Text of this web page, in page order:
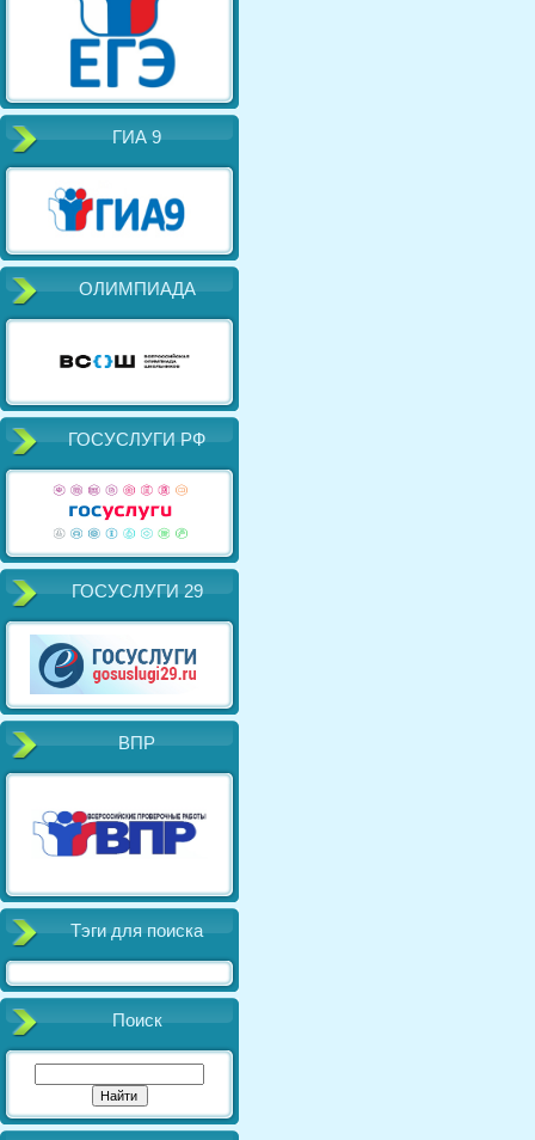
ГИА 9
ОЛИМПИАДА
ГОСУСЛУГИ РФ
ГОСУСЛУГИ 29
ВПР
Тэги для поиска
Поиск